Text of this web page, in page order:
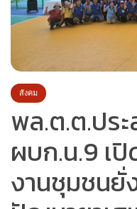
สังคม
พล.ต.ต.ปร
ผบก.น.9 เปิ
งานชุมชนยั่